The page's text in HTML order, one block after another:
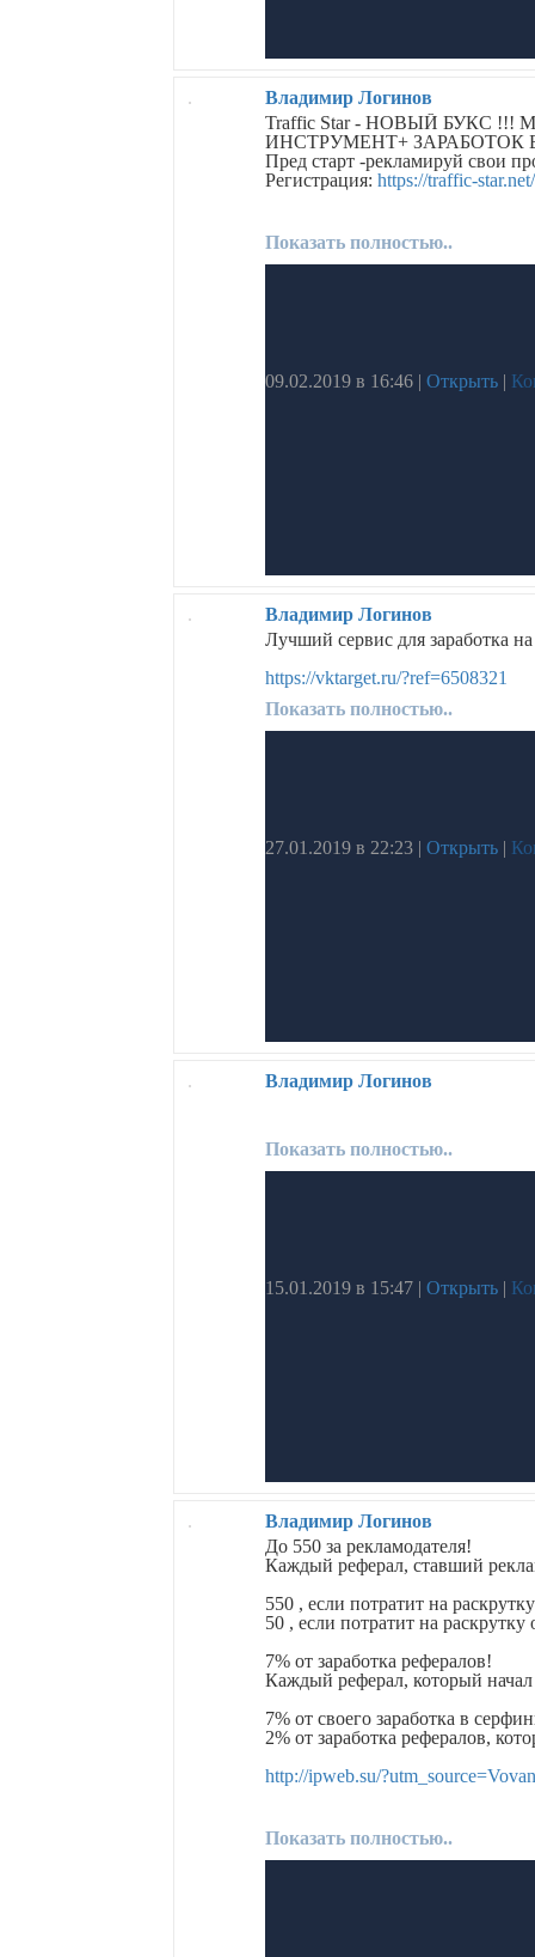
Владимир Логинов
Traffic Star - НОВЫЙ БУКС
ИНСТРУМЕНТ+ ЗАРАБОТОК
Пред старт -рекламируй свои
Регистрация: https://traffic-
Показать полностью..
09.02.2019 в 16:46 | Открыть |
Владимир Логинов
Лучший сервис для заработка
https://vktarget.ru/?ref=6508321
Показать полностью..
27.01.2019 в 22:23 | Открыть |
Владимир Логинов
Показать полностью..
15.01.2019 в 15:47 | Открыть |
Владимир Логинов
До 550 за рекламодателя!
Каждый реферал, ставший
550 , если потратит на
50 , если потратит на раскрутку
7% от заработка рефералов!
Каждый реферал, который начал
7% от своего заработка в
2% от заработка рефералов,
http://ipweb.su/
Показать полностью..